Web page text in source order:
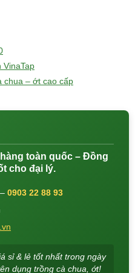
chua – ớt cao cấp
toàn quốc – Đồng
cho đại lý.
– 0903 22 88 93
sỉ & lẻ tốt nhất trong ngày
dụng trồng cà chua, ớt!